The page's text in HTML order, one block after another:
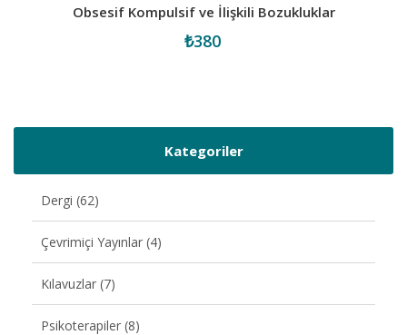
Kategoriler
Dergi (62)
Çevrimiçi Yayınlar (4)
Kılavuzlar (7)
Psikoterapiler (8)
Obsesif Kompulsif ve İlişkili Bozukluklar
₺380